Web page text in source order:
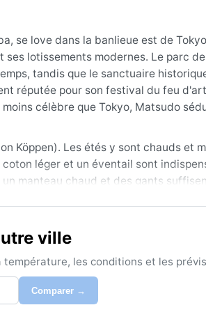
se love dans la banlieue est de
lotissements modernes. Le parc
tandis que le sanctuaire
réputée pour son festival du feu
célèbre que Tokyo, Matsudo
Köppen). Les étés y sont chauds et
léger et un éventail sont
manteau chaud et des gants
(mars à mai) ou l’automne
le phénomène du sirocco est rare,
vents violents et de fortes pluies entre
durable. Le brouillard matinal
ville
les conditions et les
Comparer →